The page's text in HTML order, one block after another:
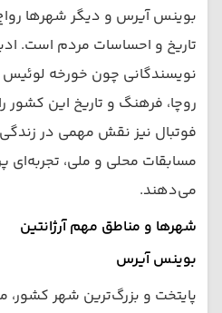
بوینس آیرس و دیگر شهرها
تاریخ و احساسات مردم است.
نویسندگانی چون خورخه
روچا، فرهنگ و تاریخ این
فوتبال نیز نقش مهمی در
مسابقات محلی و ملی، تجربه‌ای
می‌دهند.
شهرها و مناطق مهم آرژانتین
بوینس آیرس
پایتخت و بزرگ‌ترین شهر کشور،